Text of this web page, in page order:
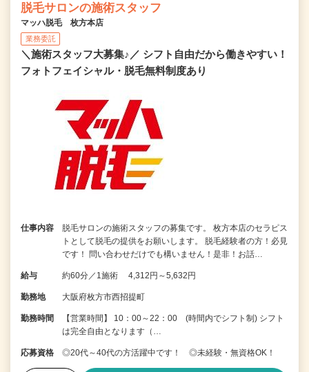
脱毛サロンの施術スタッフ
マッハ脱毛 枚方本店
業務委託
＼施術スタッフ大募集♪／ シフト自由だから働きやすい！
フォトフェイシャル・脱毛無料制度あり
仕事内容
脱毛サロンの施術スタッフの募集です。 枚方本店のセラピス
トとして脱毛の提供をお願いします。 脱毛経験者の方！必見
です！ 問い合わせだけでも構いません！是非！お話…
給与 約60分／1施術 4,312円～5,632円
勤務地 大阪府枚方市西招提町
勤務時間
【営業時間】 10：00～22：00 (時間内でシフト制) シフト
は完全自由となります（…
応募資格 ◎20代～40代の方活躍中です！ ◎未経験・無資格OK！